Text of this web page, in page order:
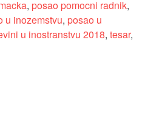
, posao pomocni radnik,
u inozemstvu, posao u
u inostranstvu 2018, tesar,